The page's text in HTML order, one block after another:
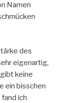
Namen
des
eigenartig,
keine
ein bisschen
ich